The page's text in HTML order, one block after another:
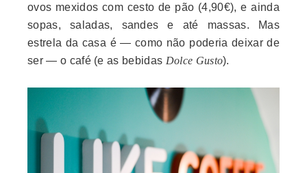
ovos mexidos com cesto de pão (4,90€), e ainda
sopas, saladas, sandes e até massas. Mas
estrela da casa é — como não poderia deixar de
ser — o café (e as bebidas Dolce Gusto).